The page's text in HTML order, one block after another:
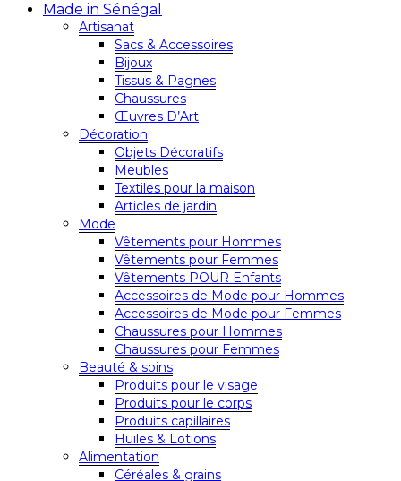
Made in Sénégal
Artisanat
Sacs & Accessoires
Bijoux
Tissus & Pagnes
Chaussures
Œuvres D’Art
Décoration
Objets Décoratifs
Meubles
Textiles pour la maison
Articles de jardin
Mode
Vêtements pour Hommes
Vêtements pour Femmes
Vêtements POUR Enfants
Accessoires de Mode pour Hommes
Accessoires de Mode pour Femmes
Chaussures pour Hommes
Chaussures pour Femmes
Beauté & soins
Produits pour le visage
Produits pour le corps
Produits capillaires
Huiles & Lotions
Alimentation
Céréales & grains